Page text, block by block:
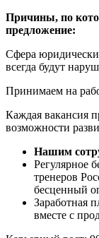
Причины, по
предложение:
Сфера
всегда будут
Принимаем на
Каждая вакансия
возможности
Нашим
Регулярное
тренеров
бесценный
Заработная
вместе с